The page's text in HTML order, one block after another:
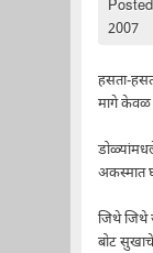
2007
हसता-
मागे
अकस्मात
जिथे जिथे
बोट